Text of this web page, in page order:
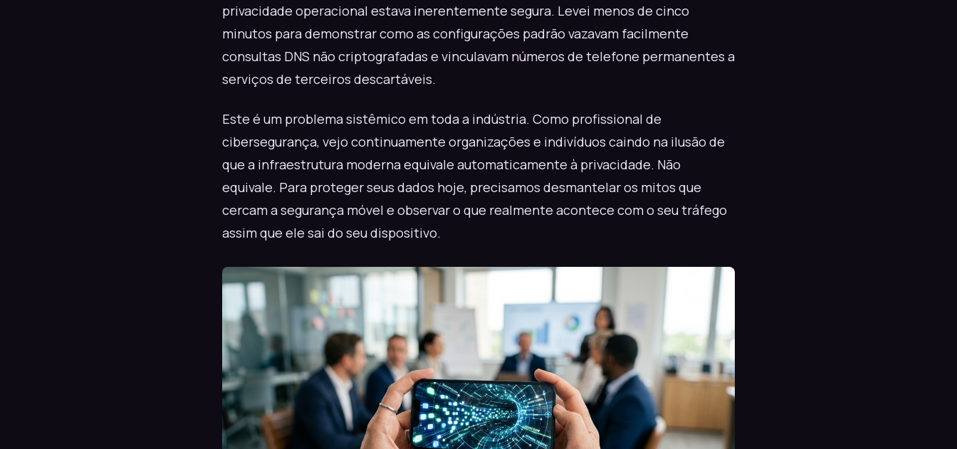
privacidade operacional estava inerentemente segura. Levei menos de cinco
minutos para demonstrar como as configurações padrão vazavam facilmente
consultas DNS não criptografadas e vinculavam números de telefone permanentes a
serviços de terceiros descartáveis.
Este é um problema sistêmico em toda a indústria. Como profissional de
cibersegurança, vejo continuamente organizações e indivíduos caindo na ilusão de
que a infraestrutura moderna equivale automaticamente à privacidade. Não
equivale. Para proteger seus dados hoje, precisamos desmantelar os mitos que
cercam a segurança móvel e observar o que realmente acontece com o seu tráfego
assim que ele sai do seu dispositivo.